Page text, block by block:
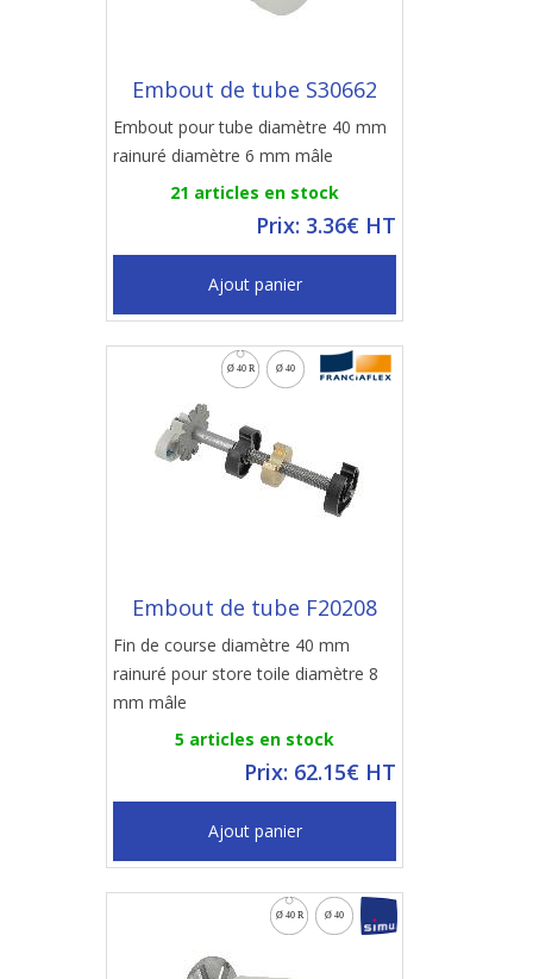
Embout de tube S30662
Embout pour tube diamètre 40 mm
rainuré diamètre 6 mm mâle
21 articles en stock
Prix: 3.36€ HT
Ajout panier
Embout de tube F20208
Fin de course diamètre 40 mm
rainuré pour store toile diamètre 8
mm mâle
5 articles en stock
Prix: 62.15€ HT
Ajout panier